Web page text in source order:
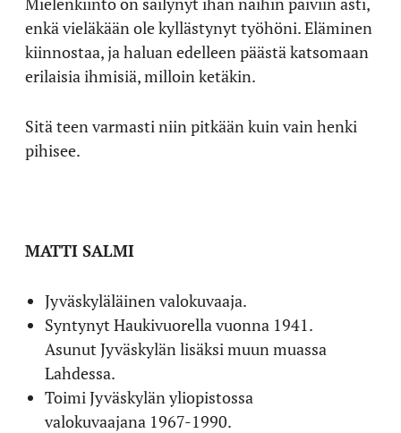
enkä vieläkään ole kyllästynyt työhöni. Eläminen
kiinnostaa, ja haluan edelleen päästä katsomaan
erilaisia ihmisiä, milloin ketäkin.
Sitä teen varmasti niin pitkään kuin vain henki
pihisee.
MATTI SALMI
Jyväskyläläinen valokuvaaja.
Syntynyt Haukivuorella vuonna 1941.
Asunut Jyväskylän lisäksi muun muassa
Lahdessa.
Toimi Jyväskylän yliopistossa
valokuvaajana 1967-1990.